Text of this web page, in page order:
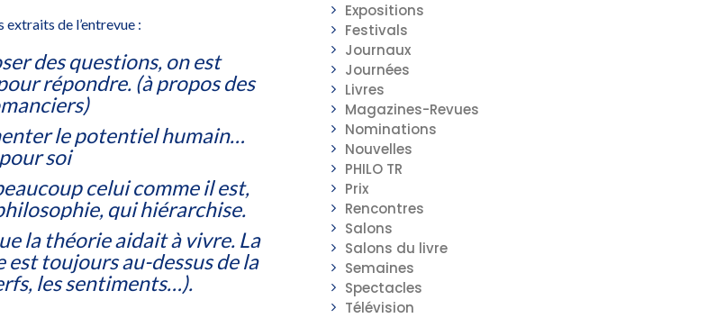
de l’entrevue :
des questions, on est
répondre. (à propos des
le potentiel humain…
pour soi
celui comme il est,
qui hiérarchise.
la théorie aidait à vivre. La
est toujours au-dessus de la
les sentiments…).
Expositions
Festivals
Journaux
Journées
Livres
Magazines-Revues
Nominations
Nouvelles
PHILO TR
Prix
Rencontres
Salons
Salons du livre
Semaines
Spectacles
Télévision